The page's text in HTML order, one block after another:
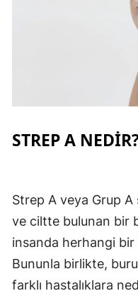
STREP A
Strep A veya Grup
ve ciltte bulunan bir
insanda herhangi
Bununla birlikte,
farklı hastalıklara